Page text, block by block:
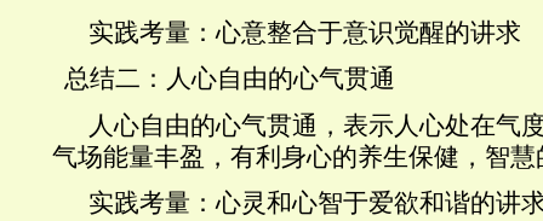
实践考量：心意整合于意识觉醒的讲求
总结二：人心自由的心气贯通
人心自由的心气贯通，表示人心处在气
气场能量丰盈，有利身心的养生保健，智
实践考量：心灵和心智于爱欲和谐的讲